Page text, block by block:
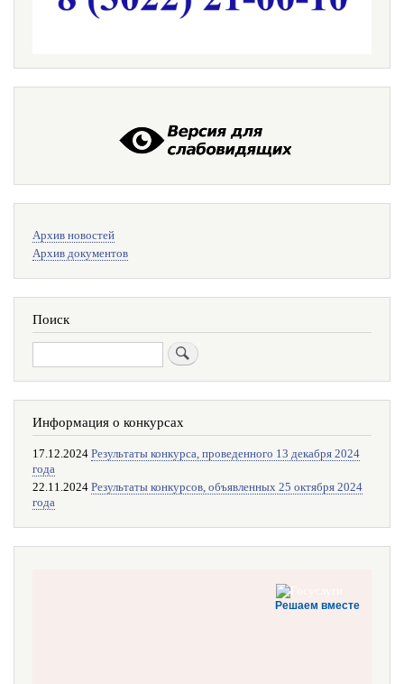
поиска
Архив новостей
Архив документов
Поиск
Поиск
Информация о конкурсах
17.12.2024 Результаты конкурса, проведенного 13 декабря 2024
года
22.11.2024 Результаты конкурсов, объявленных 25 октября 2024
года
Решаем вместе